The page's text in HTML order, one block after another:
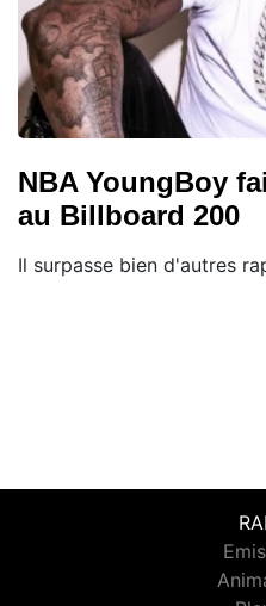
NBA YoungBoy
au Billboard 200
Il surpasse bien d'autres